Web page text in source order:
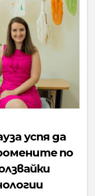
успя да
по